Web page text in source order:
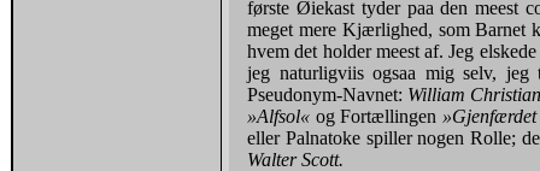
første Øiekast tyder paa den meest
meget mere Kjærlighed, som Barnet
hvem det holder meest af. Jeg elskede
jeg naturligviis ogsaa mig selv,
Pseudonym-Navnet: William
»Alfsol« og Fortællingen
eller Palnatoke spiller nogen Rolle;
Walter Scott.